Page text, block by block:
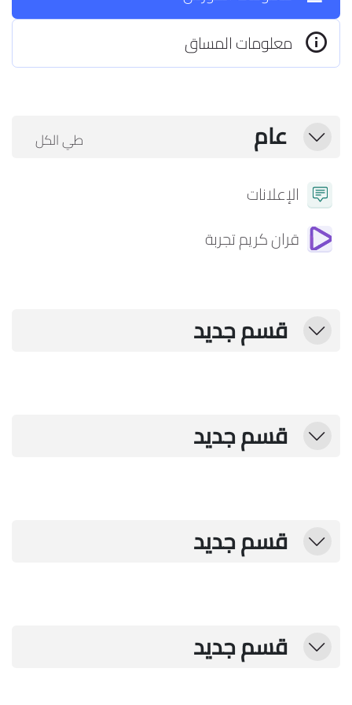
الخطوط العريضة للقسم
طي عام طي الكل
الإعلانات
قران كريم تجربةفيديو سوبر
طي قسم جديد
طي قسم جديد
طي قسم جديد
طي قسم جديد
معلومات المساق